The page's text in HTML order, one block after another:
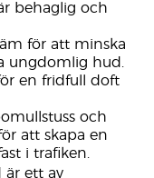
behaglig och
för att minska
ungdomlig hud.
en fridfull doft
och
att skapa en
i trafiken.
är ett av